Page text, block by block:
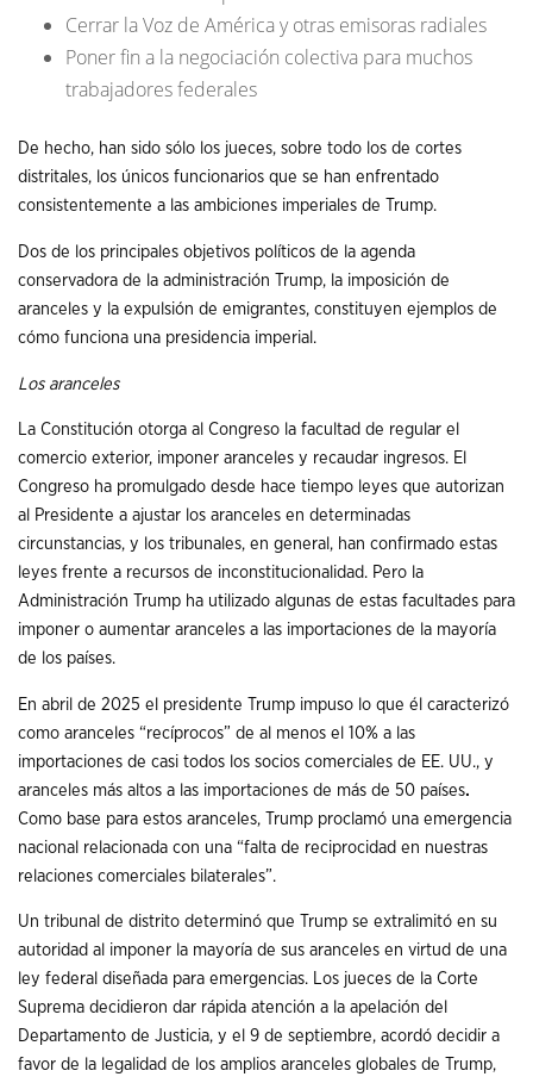
Cerrar la Voz de América y otras emisoras radiales
Poner fin a la negociación colectiva para muchos
trabajadores federales
De hecho, han sido sólo los jueces, sobre todo los de cortes
distritales, los únicos funcionarios que se han enfrentado
consistentemente a las ambiciones imperiales de Trump.
Dos de los principales objetivos políticos de la agenda
conservadora de la administración Trump, la imposición de
aranceles y la expulsión de emigrantes, constituyen ejemplos de
cómo funciona una presidencia imperial.
Los aranceles
La Constitución otorga al Congreso la facultad de regular el
comercio exterior, imponer aranceles y recaudar ingresos. El
Congreso ha promulgado desde hace tiempo leyes que autorizan
al Presidente a ajustar los aranceles en determinadas
circunstancias, y los tribunales, en general, han confirmado estas
leyes frente a recursos de inconstitucionalidad. Pero la
Administración Trump ha utilizado algunas de estas facultades para
imponer o aumentar aranceles a las importaciones de la mayoría
de los países.
En abril de 2025 el presidente Trump impuso lo que él caracterizó
como aranceles “recíprocos” de al menos el 10% a las
importaciones de casi todos los socios comerciales de EE. UU., y
aranceles más altos a las importaciones de más de 50 países.
Como base para estos aranceles, Trump proclamó una emergencia
nacional relacionada con una “falta de reciprocidad en nuestras
relaciones comerciales bilaterales”.
Un tribunal de distrito determinó que Trump se extralimitó en su
autoridad al imponer la mayoría de sus aranceles en virtud de una
ley federal diseñada para emergencias. Los jueces de la Corte
Suprema decidieron dar rápida atención a la apelación del
Departamento de Justicia, y el 9 de septiembre, acordó decidir a
favor de la legalidad de los amplios aranceles globales de Trump,